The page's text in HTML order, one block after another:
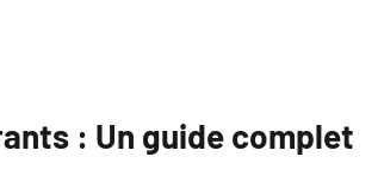
: Un guide complet